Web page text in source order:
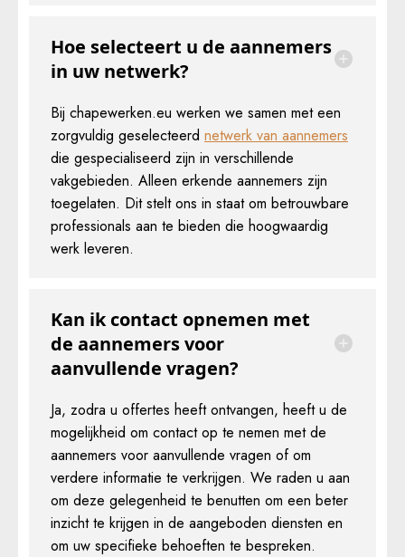
Hoe selecteert u de aannemers
in uw netwerk?
Bij chapewerken.eu werken we samen met een
zorgvuldig geselecteerd netwerk van aannemers
die gespecialiseerd zijn in verschillende
vakgebieden. Alleen erkende aannemers zijn
toegelaten. Dit stelt ons in staat om betrouwbare
professionals aan te bieden die hoogwaardig
werk leveren.
Kan ik contact opnemen met
de aannemers voor
aanvullende vragen?
Ja, zodra u offertes heeft ontvangen, heeft u de
mogelijkheid om contact op te nemen met de
aannemers voor aanvullende vragen of om
verdere informatie te verkrijgen. We raden u aan
om deze gelegenheid te benutten om een beter
inzicht te krijgen in de aangeboden diensten en
om uw specifieke behoeften te bespreken.